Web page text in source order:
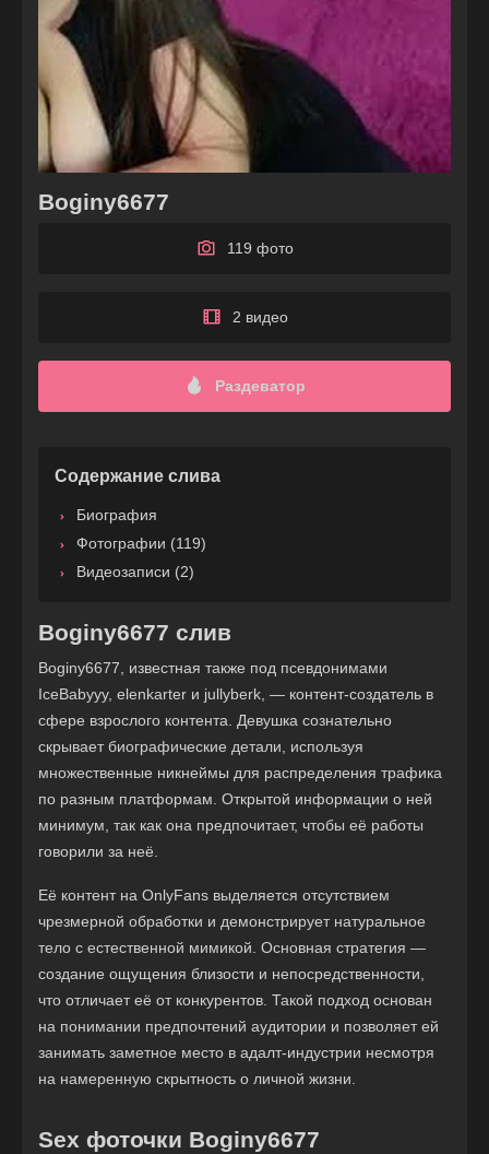
Boginy6677
119 фото
2 видео
Раздеватор
Содержание слива
Биография
Фотографии (119)
Видеозаписи (2)
Boginy6677 слив
Boginy6677, известная также под псевдонимами
IceBabyyy, elenkarter и jullyberk, — контент-создатель в
сфере взрослого контента. Девушка сознательно
скрывает биографические детали, используя
множественные никнеймы для распределения трафика
по разным платформам. Открытой информации о ней
минимум, так как она предпочитает, чтобы её работы
говорили за неё.
Её контент на OnlyFans выделяется отсутствием
чрезмерной обработки и демонстрирует натуральное
тело с естественной мимикой. Основная стратегия —
создание ощущения близости и непосредственности,
что отличает её от конкурентов. Такой подход основан
на понимании предпочтений аудитории и позволяет ей
занимать заметное место в адалт-индустрии несмотря
на намеренную скрытность о личной жизни.
Sex фоточки Boginy6677